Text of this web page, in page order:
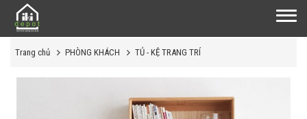
Trang chủ PHÒNG KHÁCH TỦ - KỆ TRANG TRÍ